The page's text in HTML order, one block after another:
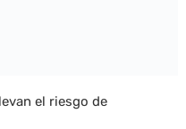
el riesgo de